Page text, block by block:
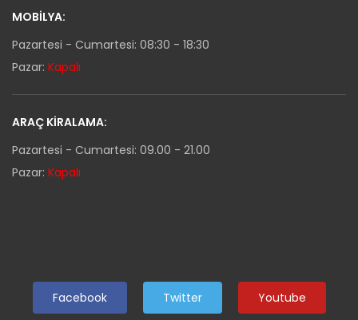
MOBILYA:
Pazartesi - Cumartesi: 08:30 - 18:30
Pazar: Kapalı
ARAÇ KIRALAMA:
Pazartesi - Cumartesi: 09.00 - 21.00
Pazar: Kapalı
Facebook Twitter Youtube